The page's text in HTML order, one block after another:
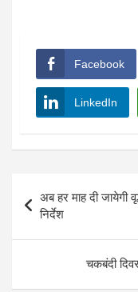
Facebook
LinkedIn
navigation
अब हर माह दी जायेगी
निर्देश
चकबंदी